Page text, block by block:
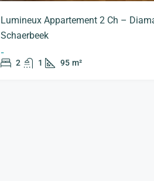
Lumineux Appartement 2 Ch –
Schaerbeek
-
2 1 95 m²